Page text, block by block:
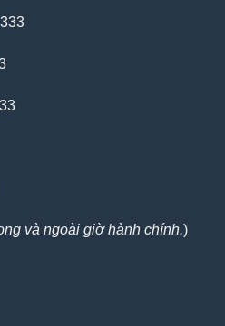
và ngoài giờ hành chính.)